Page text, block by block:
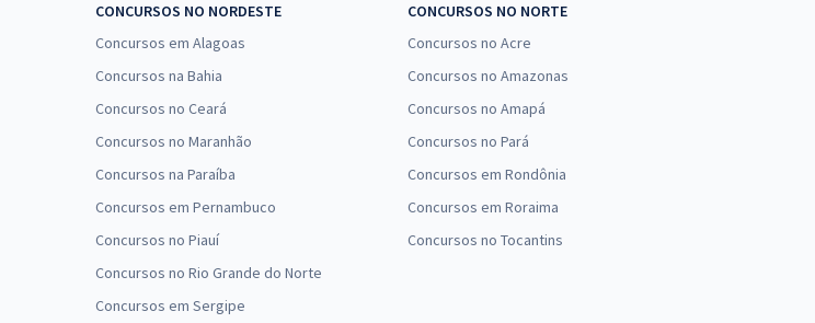
CONCURSOS NO NORDESTE
Concursos em Alagoas
Concursos na Bahia
Concursos no Ceará
Concursos no Maranhão
Concursos na Paraíba
Concursos em Pernambuco
Concursos no Piauí
Concursos no Rio Grande do Norte
Concursos em Sergipe
CONCURSOS NO NORTE
Concursos no Acre
Concursos no Amazonas
Concursos no Amapá
Concursos no Pará
Concursos em Rondônia
Concursos em Roraima
Concursos no Tocantins